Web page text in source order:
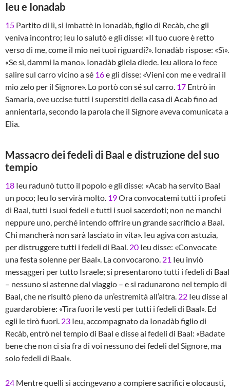
Ieu e Ionadab
15 Partito di lì, si imbattè in Ionadàb, figlio di Recàb, che gli
veniva incontro; Ieu lo salutò e gli disse: «Il tuo cuore è retto
verso di me, come il mio nei tuoi riguardi?». Ionadàb rispose: «Sì».
«Se sì, dammi la mano». Ionadàb gliela diede. Ieu allora lo fece
salire sul carro vicino a sé 16e gli disse: «Vieni con me e vedrai il
mio zelo per il Signore». Lo portò con sé sul carro. 17 Entrò in
Samaria, ove uccise tutti i superstiti della casa di Acab fino ad
annientarla, secondo la parola che il Signore aveva comunicata a
Elia.
Massacro dei fedeli di Baal e distruzione del suo
tempio
18 Ieu radunò tutto il popolo e gli disse: «Acab ha servito Baal
un poco; Ieu lo servirà molto. 19Ora convocatemi tutti i profeti
di Baal, tutti i suoi fedeli e tutti i suoi sacerdoti; non ne manchi
neppure uno, perché intendo offrire un grande sacrificio a Baal.
Chi mancherà non sarà lasciato in vita». Ieu agiva con astuzia,
per distruggere tutti i fedeli di Baal. 20 Ieu disse: «Convocate
una festa solenne per Baal». La convocarono. 21 Ieu inviò
messaggeri per tutto Israele; si presentarono tutti i fedeli di Baal
– nessuno si astenne dal viaggio – e si radunarono nel tempio di
Baal, che ne risultò pieno da un’estremità all’altra. 22 Ieu disse al
guardarobiere: «Tira fuori le vesti per tutti i fedeli di Baal». Ed
egli le tirò fuori. 23 Ieu, accompagnato da Ionadàb figlio di
Recàb, entrò nel tempio di Baal e disse ai fedeli di Baal: «Badate
bene che non ci sia fra di voi nessuno dei fedeli del Signore, ma
solo fedeli di Baal».
24 Mentre quelli si accingevano a compiere sacrifici e olocausti,